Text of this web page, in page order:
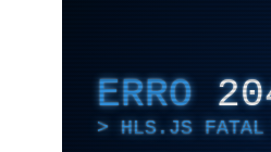
ERRO
HLS.JS FATAL